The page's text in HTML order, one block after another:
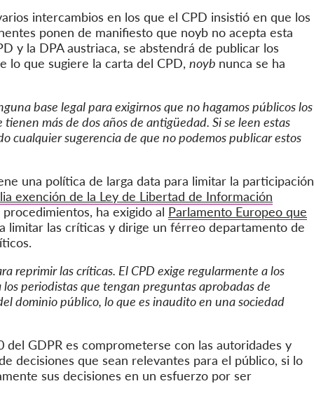
intercambios en los que el CPD insistió en que los
ponen de manifiesto que noyb no acepta esta
y la DPA austriaca, se abstendrá de publicar los
lo que sugiere la carta del CPD, noyb nunca se ha
base legal para exigirnos que no hagamos públicos los
más de dos años de antigüedad. Si se leen estas
cualquier sugerencia de que no podemos publicar estos
una política de larga data para limitar la participación
exención de la Ley de Libertad de Información
ha exigido al Parlamento Europeo que
limitar las críticas y dirige un férreo departamento de
reprimir las críticas. El CPD exige regularmente a los
periodistas que tengan preguntas aprobadas de
dominio público, lo que es inaudito en una sociedad
del GDPR es comprometerse con las autoridades y
decisiones que sean relevantes para el público, si lo
sus decisiones en un esfuerzo por ser